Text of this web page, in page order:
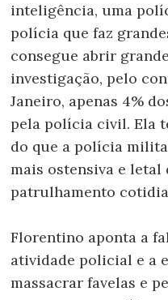
inteligência, uma
polícia que faz
consegue abrir
investigação, pelo
Janeiro, apenas 4%
pela polícia civil. Ela
do que a polícia
mais ostensiva e letal
patrulhamento
Florentino aponta a
atividade policial e a
massacrar favelas e